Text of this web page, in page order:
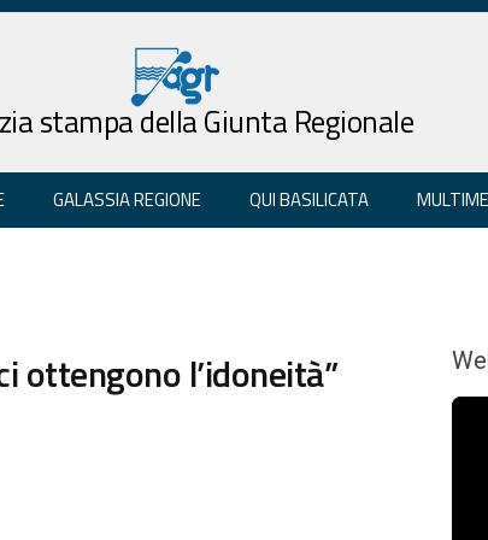
stampa della Giunta Regionale
GALASSIA REGIONE QUI BASILICATA
ottengono l’idoneità”